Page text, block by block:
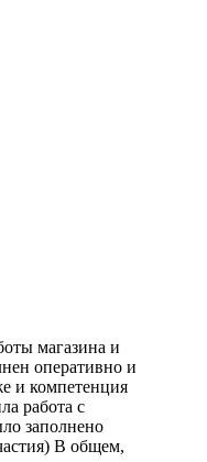
магазина и
оперативно и
и компетенция
работа с
заполнено
В общем,